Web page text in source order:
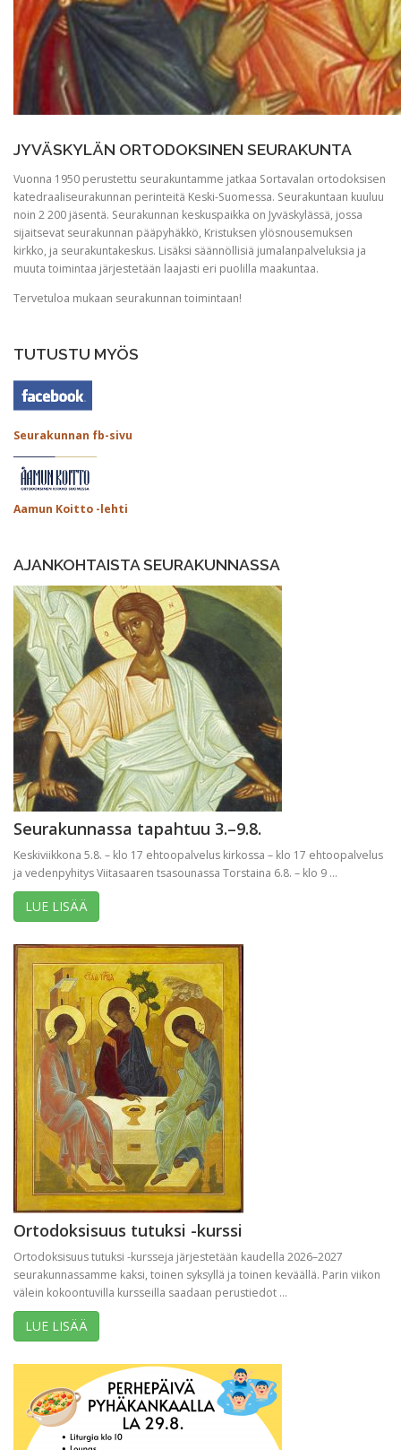
JYVÄSKYLÄN ORTODOKSINEN SEURAKUNTA
Vuonna 1950 perustettu seurakuntamme jatkaa Sortavalan ortodoksisen
katedraaliseurakunnan perinteitä Keski-Suomessa. Seurakuntaan kuuluu
noin 2 200 jäsentä. Seurakunnan keskuspaikka on Jyväskylässä, jossa
sijaitsevat seurakunnan pääpyhäkkö, Kristuksen ylösnousemuksen
kirkko, ja seurakuntakeskus. Lisäksi säännöllisiä jumalanpalveluksia ja
muuta toimintaa järjestetään laajasti eri puolilla maakuntaa.
Tervetuloa mukaan seurakunnan toimintaan!
TUTUSTU MYÖS
Seurakunnan fb-sivu
Aamun Koitto -lehti
AJANKOHTAISTA SEURAKUNNASSA
Seurakunnassa tapahtuu 3.–9.8.
Keskiviikkona 5.8. – klo 17 ehtoopalvelus kirkossa – klo 17 ehtoopalvelus
ja vedenpyhitys Viitasaaren tsasounassa Torstaina 6.8. – klo 9 ...
LUE LISÄÄ
Ortodoksisuus tutuksi -kurssi
Ortodoksisuus tutuksi -kursseja järjestetään kaudella 2026–2027
seurakunnassamme kaksi, toinen syksyllä ja toinen keväällä. Parin viikon
välein kokoontuvilla kursseilla saadaan perustiedot ...
LUE LISÄÄ